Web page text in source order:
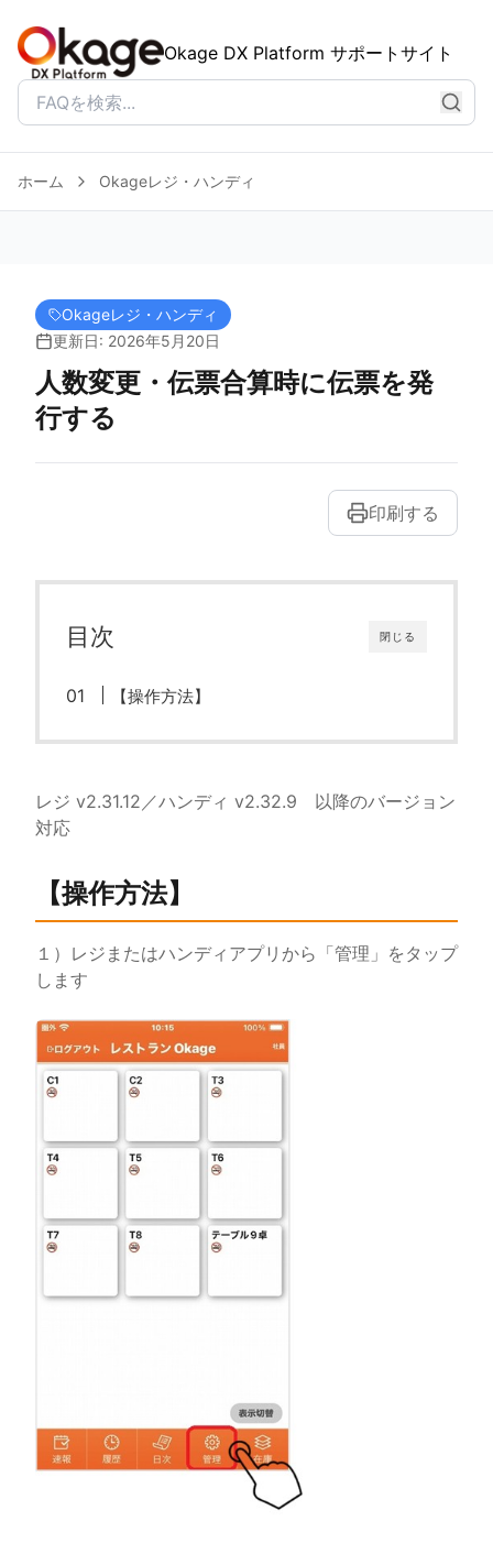
Okage DX Platform サポートサイト
ホーム Okageレジ・ハンディ
Okageレジ・ハンディ
更新日: 2026年5月20日
人数変更・伝票合算時に伝票を発
行する
印刷する
閉じる
目次
【操作方法】
レジ v2.31.12／ハンディ v2.32.9 以降のバージョン
対応
【操作方法】
１）レジまたはハンディアプリから「管理」をタップ
します